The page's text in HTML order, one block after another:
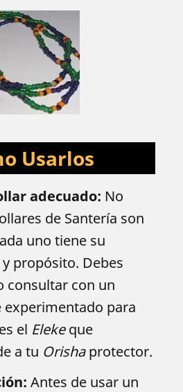
Usarlos
adecuado: No
de Santería son
uno tiene su
propósito. Debes
consultar con un
experimentado para
el Elekeque
a tu Orishaprotector.
Antes de usar un